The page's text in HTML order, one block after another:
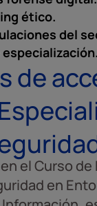
ético.
del
de
el Curso
en